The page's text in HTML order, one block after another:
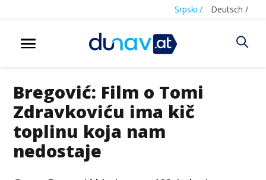
Srpski / Deutsch /
Bregović: Film o Tomi
Zdravkoviću ima kič
toplinu koja nam
nedostaje